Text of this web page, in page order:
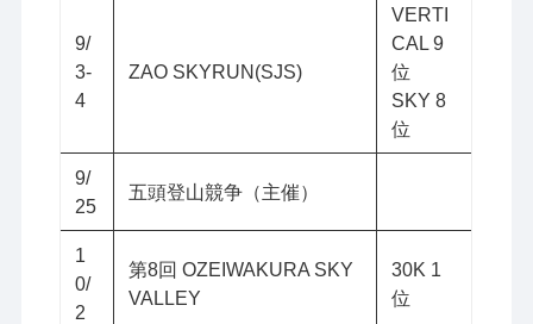
9/
3-
4
ZAO SKYRUN(SJS)
VERTI
CAL 9
位
SKY 8
位
9/
25
五頭登山競争（主催）
1
0/
2
第8回 OZEIWAKURA SKY
VALLEY
30K 1
位